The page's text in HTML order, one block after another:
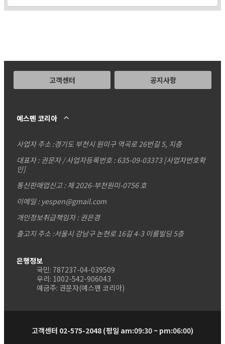
고객센터 공지사항
예스펜 코리아
사업자 주소 :경기도 부천시 원미구 역곡로 26번길 5, 지층
대표자 : 권문자 / 사업자등록번호 : 635-09-03373 [사업자번호확
인]
통신판매업신고 : 제 2026-부천원미-0756 호
이메일 : yespen@gmail.com
개인정보취급책임자 : 권은경
출고지 주소 :서울시 강남구 논현로 16길 4-3 이룸빌딩 5층
은행정보
국민: 787237-04-039509
우리: 1002-542-906043
예금주: 권문자(예스펜 코리아)
고객센터 02-575-2048 (평일 am:09:30 ~ pm:06:00)